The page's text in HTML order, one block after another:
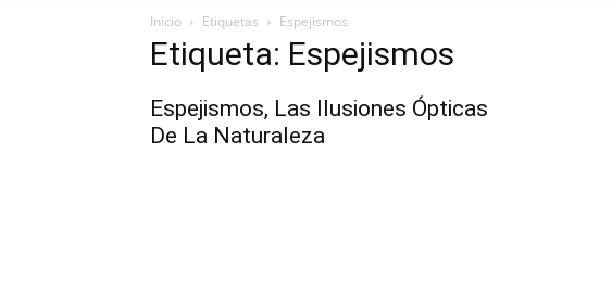
Inicio Etiquetas Espejismos
Etiqueta: Espejismos
Espejismos, Las Ilusiones Ópticas
De La Naturaleza